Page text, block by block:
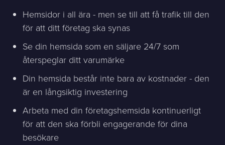
Hemsidor i all ära - men se till att få trafik till den
för att ditt företag ska synas
Se din hemsida som en säljare 24/7 som
återspeglar ditt varumärke
Din hemsida består inte bara av kostnader - den
är en långsiktig investering
Arbeta med din företagshemsida kontinuerligt
för att den ska förbli engagerande för dina
besökare